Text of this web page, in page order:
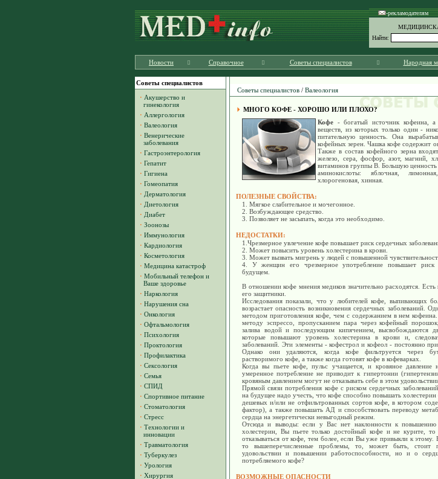
-рекламодателям
Найти:
Новости Справочное Советы специалистов Народная
Советы специалистов
· Акушерство и
гинекология
· Аллергология
· Валеология
· Венерические
заболевания
· Гастроэнтерология
· Гепатит
· Гигиена
· Гомеопатия
· Дерматология
· Диетология
· Диабет
· Зоонозы
· Иммунология
· Кардиология
· Косметология
· Медицина катастроф
· Мобильный телефон и
Ваше здоровье
· Наркология
· Нарушения сна
· Онкология
· Офтальмология
· Психология
· Проктология
· Профилактика
· Сексология
· Семья
· СПИД
· Спортивное питание
· Стоматология
· Стресс
· Технологии и
инновации
· Травматология
· Туберкулез
· Урология
· Хирургия
Советы специалистов / Валеология
МНОГО КОФЕ - ХОРОШО ИЛИ ПЛОХО?
Кофе - богатый источник кофеина,
веществ, из которых только один -
питательную ценность. Она
кофейных зерен. Чашка кофе содержит
Также в состав кофейного зерна
железо, сера, фосфор, азот, магний,
витаминов группы В. Большую ценность
аминокислоты: яблочная,
хлорогеновая, хинная.
ПОЛЕЗНЫЕ СВОЙСТВА:
1. Мягкое слабительное и мочегонное.
2. Возбуждающее средство.
3. Позволяет не засыпать, когда это необходимо.
НЕДОСТАТКИ:
1.Чрезмерное увлечение кофе повышает риск сердечных
2. Может повысить уровень холестерина в крови.
3. Может вызвать мигрень у людей с повышенной
4. У женщин его чрезмерное употребление повышает риск
будущем.
В отношении кофе мнения медиков значительно расходятся.
его защитники.
Исследования показали, что у любителей кофе, выпивающих
возрастает опасность возникновения сердечных заболеваний.
методом приготовления кофе, чем с содержанием в нем кофеина.
методу эспрессо, пропусканием пара через кофейный
залива водой и последующим кипячением, высвобождаются
которые повышают уровень холестерина в крови и,
заболеваний. Эти элементы - кофестрол и кофеол - постоянно
Однако они удаляются, когда кофе фильтруется через
растворимого кофе, а также когда готовят кофе в кофеварках.
Когда вы пьете кофе, пульс учащается, и кровяное давление
умеренное потребление не приводит к гипертонии
кровяным давлением могут не отказывать себе в этом
Прямой связи потребления кофе с риском сердечных
на будущее надо учесть, что кофе способно повышать холестерин
дешевых и/или не отфильтрованных сортов кофе, в котором
фактор), а также повышать АД и способствовать переводу
сердца на энергетически невыгодный режим.
Отсюда и выводы: если у Вас нет наклонности к
холестерин, Вы пьете только достойный кофе и не курите,
отказываться от кофе, тем более, если Вы уже привыкли к этому.
то вышеперечисленные проблемы, то, может быть, стоит
удовольствии и повышении работоспособности, но и о
потребляемого кофе?
ВОЗМОЖНЫЕ ОПАСНОСТИ